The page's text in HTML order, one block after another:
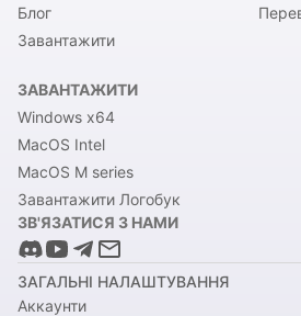
Блог
Завантажити
ЗАВАНТАЖИТИ
Windows x64
MacOS Intel
MacOS M series
Завантажити Логобук
ЗВ'ЯЗАТИСЯ З НАМИ
ЗАГАЛЬНІ НАЛАШТУВАННЯ
Аккаунти